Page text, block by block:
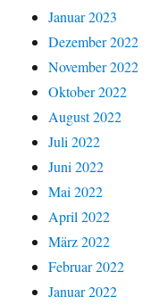
Januar 2023
Dezember 2022
November 2022
Oktober 2022
August 2022
Juli 2022
Juni 2022
Mai 2022
April 2022
März 2022
Februar 2022
Januar 2022